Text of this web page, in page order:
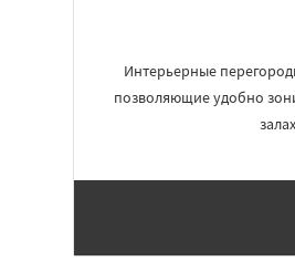
Интерьерные
позволяющие удобно